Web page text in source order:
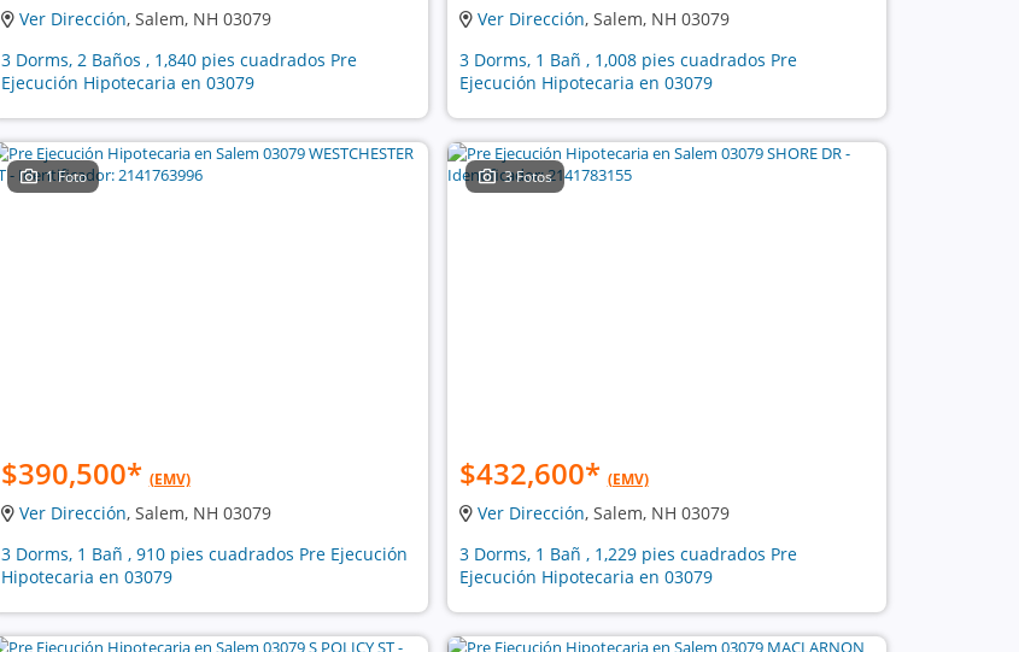
Ver Dirección, Salem, NH 03079
3 Dorms, 2 Baños , 1,840 pies cuadrados Pre
Ejecución Hipotecaria en 03079
Ver Dirección, Salem, NH 03079
3 Dorms, 1 Bañ , 1,008 pies cuadrados Pre
Ejecución Hipotecaria en 03079
1 Foto
$390,500* (EMV)
Ver Dirección, Salem, NH 03079
3 Dorms, 1 Bañ , 910 pies cuadrados Pre Ejecución
Hipotecaria en 03079
3 Fotos
$432,600* (EMV)
Ver Dirección, Salem, NH 03079
3 Dorms, 1 Bañ , 1,229 pies cuadrados Pre
Ejecución Hipotecaria en 03079